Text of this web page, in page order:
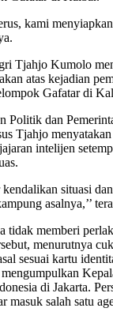
kami
Tjahjo Kumolo
atas kejadian
Gafatar di
Politik dan
Tjahjo
intelijen
kendalikan situasi
asalnya,’’
tidak memberi
menurutnya
sesuai kartu
di Jakarta.
masuk salah satu